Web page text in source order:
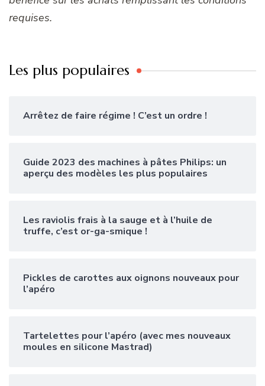
requises.
Les plus populaires
Arrêtez de faire régime ! C’est un ordre !
Guide 2023 des machines à pâtes Philips: un
aperçu des modèles les plus populaires
Les raviolis frais à la sauge et à l’huile de
truffe, c’est or-ga-smique !
Pickles de carottes aux oignons nouveaux pour
l’apéro
Tartelettes pour l’apéro (avec mes nouveaux
moules en silicone Mastrad)